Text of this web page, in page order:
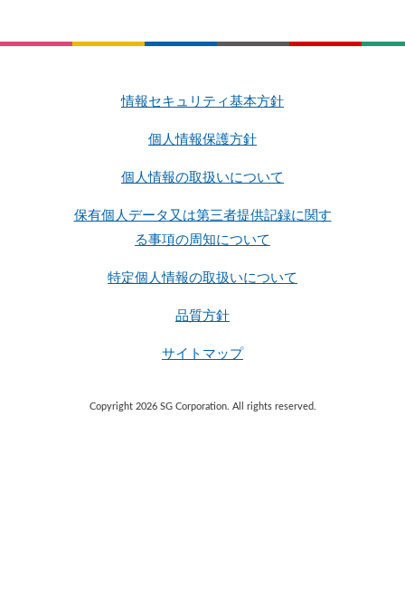
情報セキュリティ基本方針
個人情報保護方針
個人情報の取扱いについて
保有個人データ又は第三者提供記録に関す
る事項の周知について
特定個人情報の取扱いについて
品質方針
サイトマップ
Copyright 2026 SG Corporation. All rights reserved.